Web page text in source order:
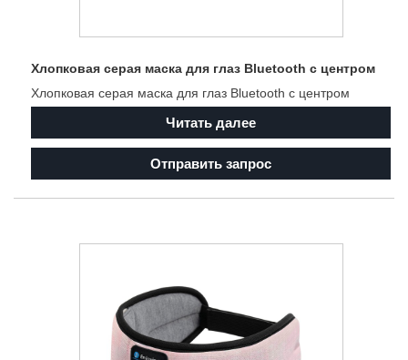
Хлопковая серая маска для глаз Bluetooth с центром
Хлопковая серая маска для глаз Bluetooth с центром
Читать далее
Отправить запрос